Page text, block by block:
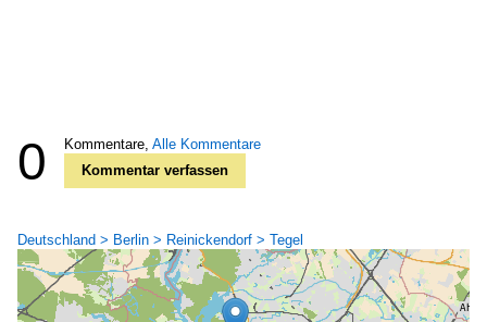
0 Kommentare, Alle Kommentare
Kommentar verfassen
Deutschland > Berlin > Reinickendorf > Tegel